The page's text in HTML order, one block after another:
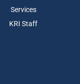
Services
KRI Staff